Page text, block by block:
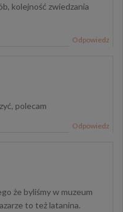
kolejność zwiedzania
Odpowiedz
polecam
Odpowiedz
że byliśmy w muzeum
to też latanina.